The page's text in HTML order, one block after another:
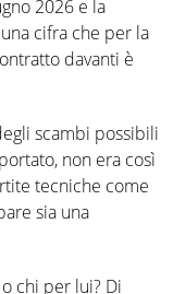
2026 e la
una cifra che per la
davanti è
scambi possibili
non era così
tecniche come
sia una
o chi per lui? Di